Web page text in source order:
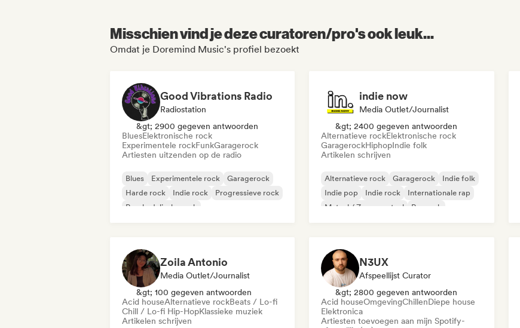
Misschien vind je deze curatoren/pro's ook leuk...
Omdat je Doremind Music's profiel bezoekt
Good Vibrations Radio
Radiostation
&gt; 2900 gegeven antwoorden
BluesElektronische rock
Experimentele rockFunkGaragerock
Artiesten uitzenden op de radio
Blues Experimentele rock
Garagerock
Harde rock
Indie rock
Progressieve rock
Psychedelische rock
indie now
Media Outlet/Journalist
&gt; 2400 gegeven antwoorden
Alternatieve rockElektronische rock
GaragerockHiphopIndie folk
Artikelen schrijven
Alternatieve rock Garagerock
Indie folk
Indie pop
Indie rock
Internationale rap
Metaal / Zwaar metaal
Poprock
Zoila Antonio
Media Outlet/Journalist
&gt; 100 gegeven antwoorden
Acid houseAlternatieve rockBeats / Lo-fi
Chill / Lo-fi Hip-HopKlassieke muziek
Artikelen schrijven
N3UX
Afspeellijst Curator
&gt; 2800 gegeven antwoorden
Acid houseOmgevingChillenDiepe house
Elektronica
Artiesten toevoegen aan mijn Spotify-